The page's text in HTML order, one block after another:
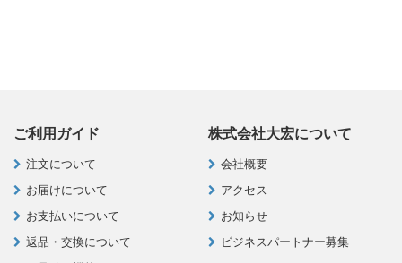
ご利用ガイド
注文について
お届けについて
お支払いについて
返品・交換について
株式会社大宏について
会社概要
アクセス
お知らせ
ビジネスパートナー募集